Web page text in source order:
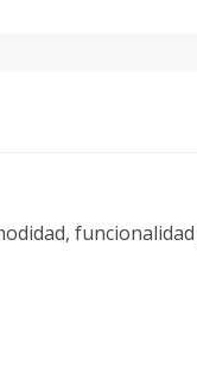
funcionalidad